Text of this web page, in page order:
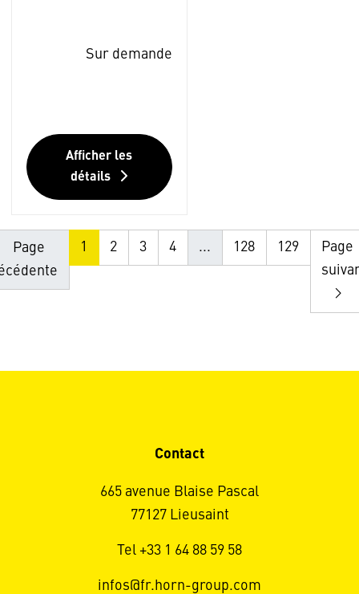
Sur demande
Afficher les
détails
Page
1 2 3 4 ... 128 129
Page
Contact
665 avenue Blaise Pascal
77127 Lieusaint
Tel +33 1 64 88 59 58
infos@fr.horn-group.com